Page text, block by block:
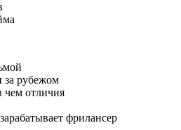
рубежом
отличия
фрилансер